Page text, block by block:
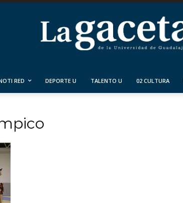
RED DEPORTE U TALENTO U 02 CULTURA